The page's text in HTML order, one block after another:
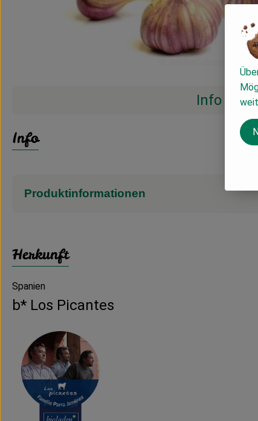
Info
Info
Produktinformationen
Herkunft
Spanien
b* Los Picantes